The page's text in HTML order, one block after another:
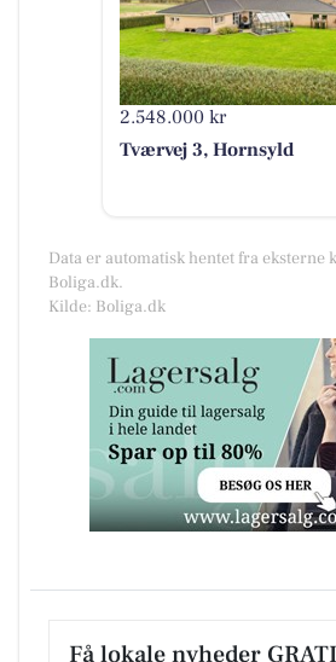
2.548.000 kr
Tværvej 3, Hornsyld
Data er automatisk hentet fra
Boliga.dk.
Kilde: Boliga.dk
Få lokale nyheder